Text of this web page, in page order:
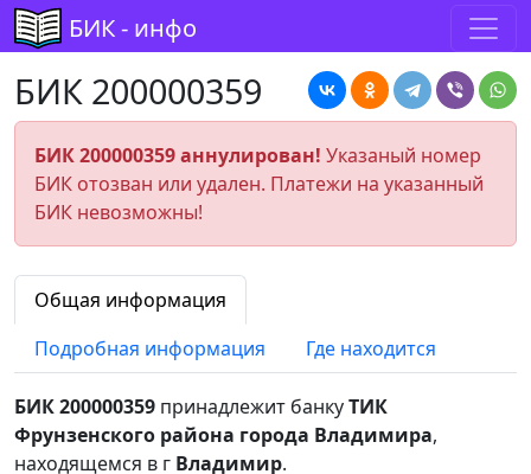
БИК - инфо
БИК 200000359
БИК 200000359 аннулирован! Указаный номер
БИК отозван или удален. Платежи на указанный
БИК невозможны!
Общая информация
Подробная информация
Где находится
БИК 200000359 принадлежит банкуТИК
Фрунзенского района города Владимира,
находящемся в г Владимир.